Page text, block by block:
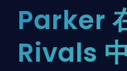
Parker
Rivals